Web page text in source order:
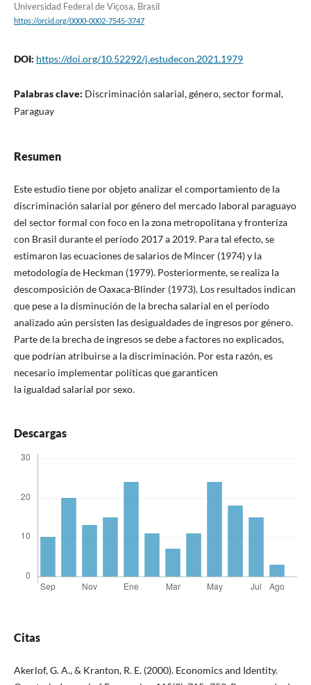
Universidad Federal de Viçosa, Brasil
https://orcid.org/0000-0002-7545-3747
DOI: https://doi.org/10.52292/j.estudecon.2021.1979
Palabras clave: Discriminación salarial, género, sector formal,
Paraguay
Resumen
Este estudio tiene por objeto analizar el comportamiento de la
discriminación salarial por género del mercado laboral paraguayo
del sector formal con foco en la zona metropolitana y fronteriza
con Brasil durante el período 2017 a 2019. Para tal efecto, se
estimaron las ecuaciones de salarios de Mincer (1974) y la
metodología de Heckman (1979). Posteriormente, se realiza la
descomposición de Oaxaca-Blinder (1973). Los resultados indican
que pese a la disminución de la brecha salarial en el período
analizado aún persisten las desigualdades de ingresos por género.
Parte de la brecha de ingresos se debe a factores no explicados,
que podrían atribuirse a la discriminación. Por esta razón, es
necesario implementar políticas que garanticen
la igualdad salarial por sexo.
Descargas
Citas
Akerlof, G. A., & Kranton, R. E. (2000). Economics and Identity.